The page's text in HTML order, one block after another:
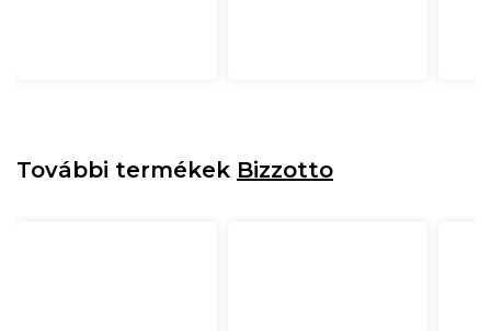
További termékek Bizzotto